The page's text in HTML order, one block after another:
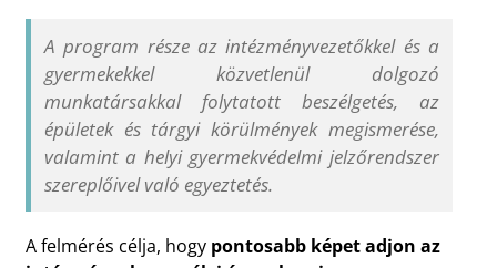
A program része az intézményvezetőkkel és a
gyermekekkel közvetlenül dolgozó
munkatársakkal folytatott beszélgetés, az
épületek és tárgyi körülmények megismerése,
valamint a helyi gyermekvédelmi jelzőrendszer
szereplőivel való egyeztetés.
A felmérés célja, hogy pontosabb képet adjon az